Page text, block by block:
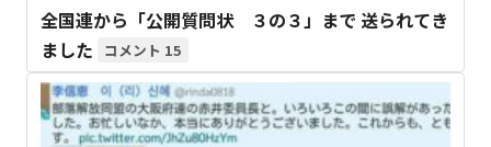
全国連から「公開質問状 ３の３」まで 送られてき
ました
15